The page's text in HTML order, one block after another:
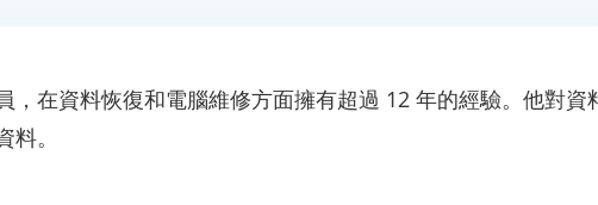
，在資料恢復和電腦維修方面擁有超過 12 年的經驗。他對
。